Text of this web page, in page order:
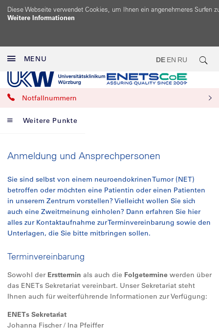
Diese Webseite verwendet Cookies, um Ihnen ein angenehmeres Surfen
Weitere Informationen
MENU DE EN RU
Notfallnummern
Weitere Punkte
Anmeldung und Ansprechpersonen
Sie sind selbst von einem neuroendokrinen Tumor (NET)
betroffen oder möchten eine Patientin oder einen Patienten
in unserem Zentrum vorstellen? Vielleicht wollen Sie sich
auch eine Zweitmeinung einholen? Dann erfahren Sie hier
alles zur Kontaktaufnahme zur Terminvereinbarung sowie den
Unterlagen, die Sie bitte mitbringen sollen.
Terminvereinbarung
Sowohl der Ersttermin als auch die Folgetermine werden über
das ENETs Sekretariat vereinbart. Unser Sekretariat steht
Ihnen auch für weiterführende Informationen zur Verfügung:
ENETs Sekretariat
Johanna Fischer / Ina Pfeiffer